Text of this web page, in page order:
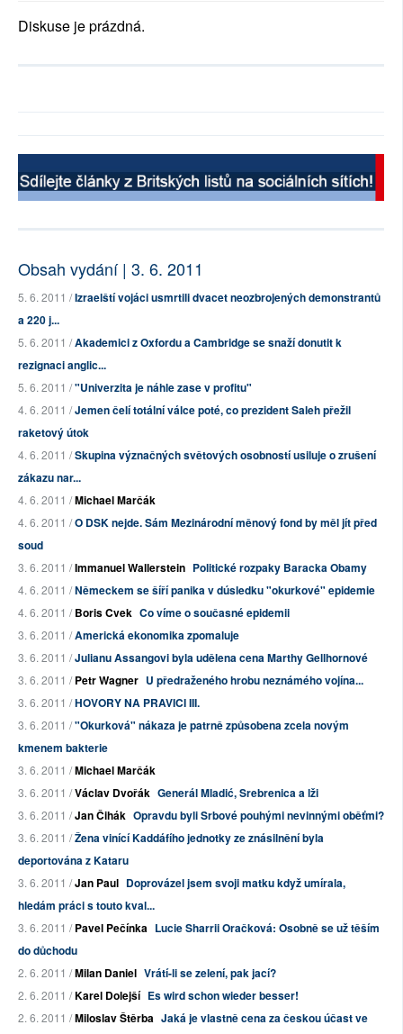
Diskuse je prázdná.
Obsah vydání | 3. 6. 2011
5. 6. 2011 /Izraelští vojáci usmrtili dvacet neozbrojených demonstrantů
a 220 j...
5. 6. 2011 /Akademici z Oxfordu a Cambridge se snaží donutit k
rezignaci anglic...
5. 6. 2011 /"Univerzita je náhle zase v profitu"
4. 6. 2011 /Jemen čelí totální válce poté, co prezident Saleh přežil
raketový útok
4. 6. 2011 /Skupina význačných světových osobností usiluje o zrušení
zákazu nar...
4. 6. 2011 /Michael Marčák
4. 6. 2011 /O DSK nejde. Sám Mezinárodní měnový fond by měl jít před
soud
3. 6. 2011 /Immanuel Wallerstein Politické rozpaky Baracka Obamy
4. 6. 2011 /Německem se šíří panika v dúsledku "okurkové" epidemie
4. 6. 2011 /Boris Cvek Co víme o současné epidemii
3. 6. 2011 /Americká ekonomika zpomaluje
3. 6. 2011 /Julianu Assangovi byla udělena cena Marthy Gellhornové
3. 6. 2011 /Petr Wagner U předraženého hrobu neznámého vojína...
3. 6. 2011 /HOVORY NA PRAVICI III.
3. 6. 2011 /"Okurková" nákaza je patrně způsobena zcela novým
kmenem bakterie
3. 6. 2011 /Michael Marčák
3. 6. 2011 /Václav Dvořák Generál Mladić, Srebrenica a lži
3. 6. 2011 /Jan Čihák Opravdu byli Srbové pouhými nevinnými oběťmi?
3. 6. 2011 /Žena vinící Kaddáfího jednotky ze znásilnění byla
deportována z Kataru
3. 6. 2011 /Jan Paul Doprovázel jsem svoji matku když umírala,
hledám práci s touto kval...
3. 6. 2011 /Pavel Pečínka Lucie Sharrii Oračková: Osobně se už těším
do důchodu
2. 6. 2011 /Milan Daniel Vrátí-li se zelení, pak jací?
2. 6. 2011 /Karel Dolejší Es wird schon wieder besser!
2. 6. 2011 /Miloslav Štěrba Jaká je vlastně cena za českou účast ve